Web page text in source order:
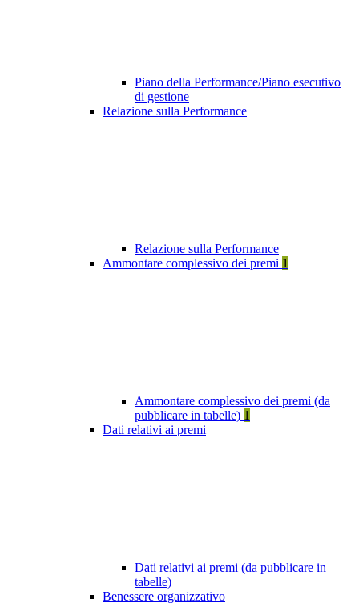
Piano della Performance/Piano esecutivo
di gestione
Relazione sulla Performance
Relazione sulla Performance
Ammontare complessivo dei premi 1
Ammontare complessivo dei premi (da
pubblicare in tabelle) 1
Dati relativi ai premi
Dati relativi ai premi (da pubblicare in
tabelle)
Benessere organizzativo